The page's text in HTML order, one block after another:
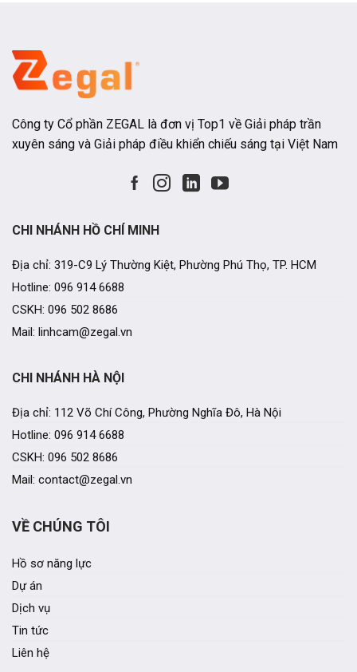
Công ty Cổ phần ZEGAL là đơn vị Top1 về Giải pháp trần
xuyên sáng và Giải pháp điều khiển chiếu sáng tại Việt Nam
VỀ CHÚNG TÔI
Hồ sơ năng lực
Dự án
Dịch vụ
Tin tức
Liên hệ
CHI NHÁNH HÀ NỘI
Địa chỉ: 112 Võ Chí Công, Phường Nghĩa Đô, Hà Nội
Hotline: 096 914 6688
CSKH: 096 502 8686
Mail: contact@zegal.vn
CHI NHÁNH HỒ CHÍ MINH
Địa chỉ: 319-C9 Lý Thường Kiệt, Phường Phú Thọ, TP. HCM
Hotline: 096 914 6688
CSKH: 096 502 8686
Mail: linhcam@zegal.vn